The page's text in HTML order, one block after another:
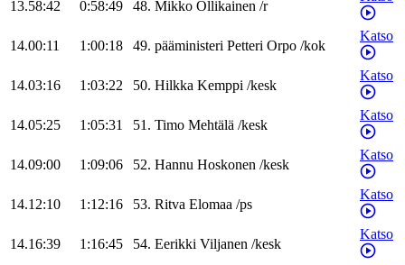
13.58:42 0:58:49 48. Mikko Ollikainen /r
14.00:11 1:00:18 49. pääministeri Petteri Orpo /kok
Katso
14.03:16 1:03:22 50. Hilkka Kemppi /kesk
Katso
14.05:25 1:05:31 51. Timo Mehtälä /kesk
Katso
14.09:00 1:09:06 52. Hannu Hoskonen /kesk
Katso
14.12:10 1:12:16 53. Ritva Elomaa /ps
Katso
14.16:39 1:16:45 54. Eerikki Viljanen /kesk
Katso